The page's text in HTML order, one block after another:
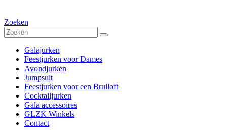
Zoeken
Galajurken
Feestjurken voor Dames
Avondjurken
Jumpsuit
Feestjurken voor een Bruiloft
Cocktailjurken
Gala accessoires
GLZK Winkels
Contact